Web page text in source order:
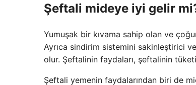
Şeftali mideye iyi gelir
Yumuşak bir kıvama sahip olan ve
Ayrıca sindirim sistemini sakinleştirici
olur. Şeftalinin faydaları, şeftalinin
Şeftali yemenin faydalarından biri de